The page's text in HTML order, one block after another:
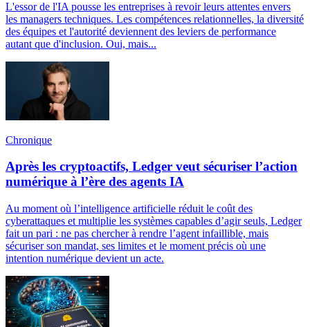
L'essor de l'IA pousse les entreprises à revoir leurs attentes envers
les managers techniques. Les compétences relationnelles, la diversité
des équipes et l'autorité deviennent des leviers de performance
autant que d'inclusion. Oui, mais...
Chronique
Après les cryptoactifs, Ledger veut sécuriser l’action
numérique à l’ère des agents IA
Au moment où l’intelligence artificielle réduit le coût des
cyberattaques et multiplie les systèmes capables d’agir seuls, Ledger
fait un pari : ne pas chercher à rendre l’agent infaillible, mais
sécuriser son mandat, ses limites et le moment précis où une
intention numérique devient un acte.